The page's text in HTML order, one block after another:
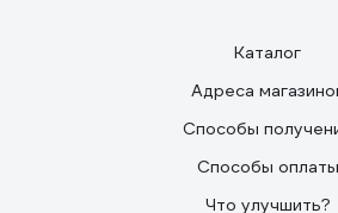
Каталог
Адреса
Способы
Способы оплаты
Что улучшить?